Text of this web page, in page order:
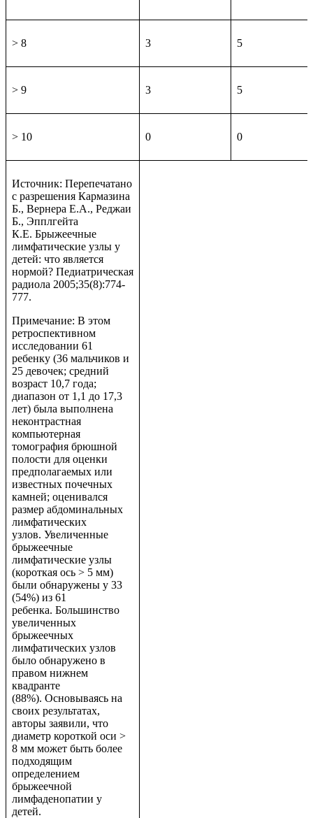
> 8 3 5
> 9 3 5
> 10 0 0
Источник: Перепечатано
с разрешения Кармазина
Б., Вернера Е.А., Реджаи
Б., Эпплгейта
К.Е. Брыжеечные
лимфатические узлы у
детей: что является
нормой? Педиатрическая
радиола 2005;35(8):774-
777.
Примечание: В этом
ретроспективном
исследовании 61
ребенку (36 мальчиков и
25 девочек; средний
возраст 10,7 года;
диапазон от 1,1 до 17,3
лет) была выполнена
неконтрастная
компьютерная
томография брюшной
полости для оценки
предполагаемых или
известных почечных
камней; оценивался
размер абдоминальных
лимфатических
узлов. Увеличенные
брыжеечные
лимфатические узлы
(короткая ось > 5 мм)
были обнаружены у 33
(54%) из 61
ребенка. Большинство
увеличенных
брыжеечных
лимфатических узлов
было обнаружено в
правом нижнем
квадранте
(88%). Основываясь на
своих результатах,
авторы заявили, что
диаметр короткой оси >
8 мм может быть более
подходящим
определением
брыжеечной
лимфаденопатии у
детей.